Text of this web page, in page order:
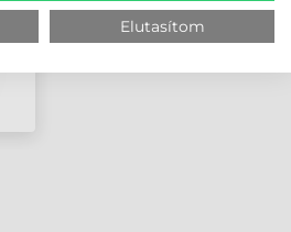
Elutasítom